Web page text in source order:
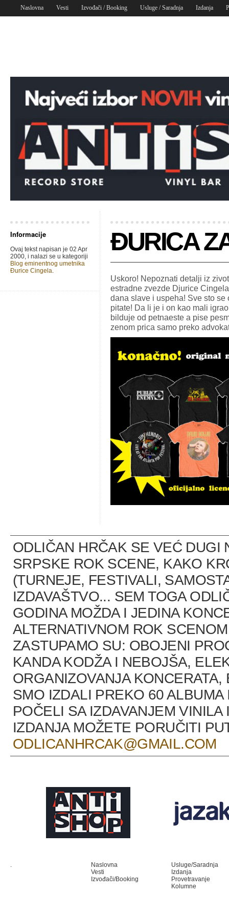
Naslovna Vesti Izvođači / Booking Usluge / Saradnja Izdanja
Informacije
Ovaj tekst napisan je 02 Apr
2000, i nalazi se u kategoriji
Blog eminentnog umetnika
Đurice Cingela.
ĐURICA
Uskoro! Nepoznati detalji iz
estradne zvezde Djurice
dana slave i uspeha! Sve sto
pitate! Da li je i on kao mali
bilduje od petnaeste a pise
zenom prica samo preko
ODLIČAN HRČAK SE VEĆ DUGI
SRPSKE ROK SCENE, KAKO
(TURNEJE, FESTIVALI,
IZDAVAŠTVO... SEM TOGA
GODINA MOŽDA I JEDINA
ALTERNATIVNOM ROK
ZASTUPAMO SU: OBOJENI
KANDA KODŽA I NEBOJŠA,
ORGANIZOVANJA
SMO IZDALI PREKO 60
POČELI SA IZDAVANJEM
IZDANJA MOŽETE PORUČITI
ODLICANHRCAK@GMAIL.COM
.
Naslovna
Vesti
Izvođači/Booking
Usluge/Saradnja
Izdanja
Provetravanje
Kolumne